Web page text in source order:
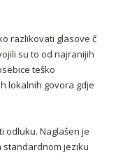
razlikovati glasove č
su to od najranijih
teško
lokalnih govora gdje
odluku. Naglašen je
standardnom jeziku